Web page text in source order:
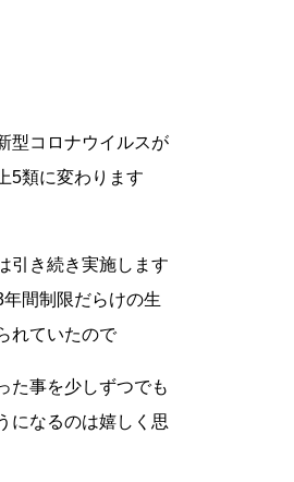
型コロナウイルスが
5類に変わります
引き続き実施します
年間制限だらけの生
れていたので
た事を少しずつでも
になるのは嬉しく思